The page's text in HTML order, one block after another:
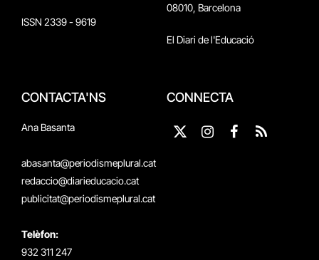
ISSN 2339 - 9619
08010, Barcelona
El Diari de l'Educació
CONTACTA'NS
Ana Basanta
abasanta@periodismeplural.cat
redaccio@diarieducacio.cat
publicitat@periodismeplural.cat
Telèfon:
932 311 247
CONNECTA
X
Instagram
Facebook
RSS